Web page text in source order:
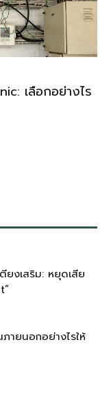
เลือกอย่างไร
ยงเสริม: หยุดเสีย
ายนอกอย่างไรให้